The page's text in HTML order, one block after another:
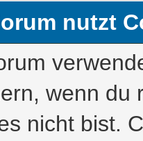
nutzt
wenn du
nicht bist.